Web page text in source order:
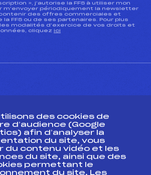
», j’autorise la FFS à utiliser mon
m’envoyer périodiquement la newsletter
contenir des offres commerciales et
FFS ou de ses partenaires. Pour plus
modalités d’exercice de vos droits et
cliquez ici
fédéral
des cookies de
d’audience (Google
afin d’analyser la
du site, vous
du contenu vidéo et les
du site, ainsi que des
permettant le
du site. Les